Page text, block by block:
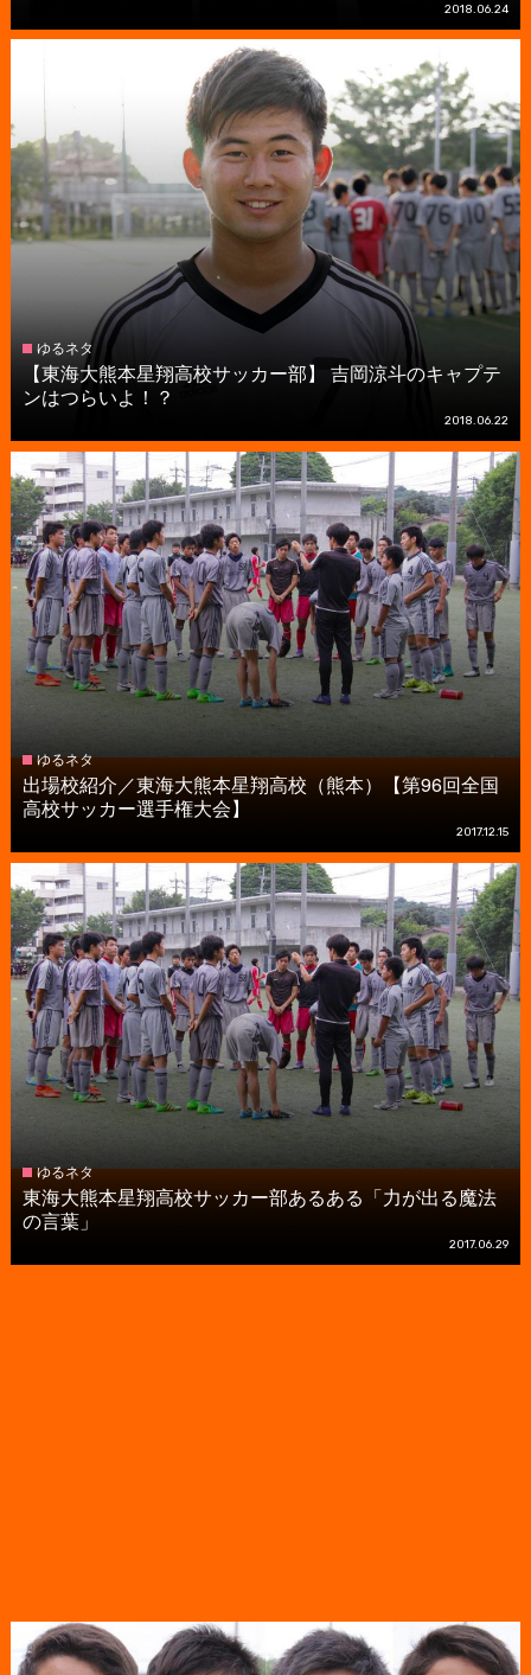
2018.06.24
ゆるネタ
【東海大熊本星翔高校サッカー部】 吉岡涼斗のキャプテ
ンはつらいよ！？
2018.06.22
ゆるネタ
出場校紹介／東海大熊本星翔高校（熊本）【第96回全国
高校サッカー選手権大会】
2017.12.15
ゆるネタ
東海大熊本星翔高校サッカー部あるある「力が出る魔法
の言葉」
2017.06.29